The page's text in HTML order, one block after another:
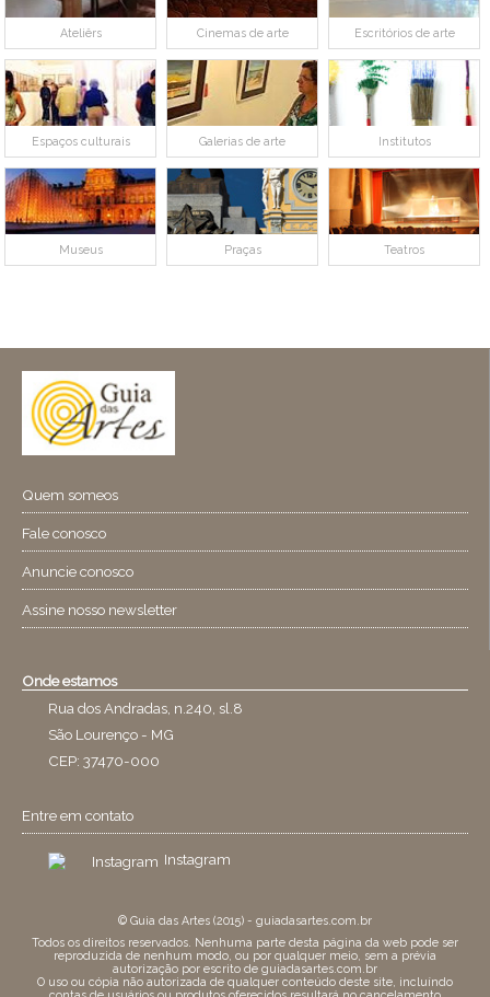
Ateliêrs Cinemas de arte Escritórios de arte
Espaços culturais Galerias de arte Institutos
Museus Praças Teatros
Quem someos
Fale conosco
Anuncie conosco
Assine nosso newsletter
Onde estamos
Rua dos Andradas, n.240, sl.8
São Lourenço - MG
CEP: 37470-000
Entre em contato
Instagram
© Guia das Artes (2015) - guiadasartes.com.br
Todos os direitos reservados. Nenhuma parte desta página da web pode ser
reproduzida de nenhum modo, ou por qualquer meio, sem a prévia
autorização por escrito de guiadasartes.com.br
O uso ou cópia não autorizada de qualquer conteúdo deste site, incluíndo
contas de usuários ou produtos oferecidos resultará no cancelamento